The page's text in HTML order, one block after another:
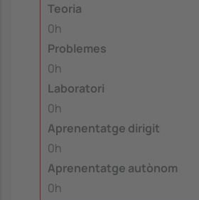
Teoria
0h
Problemes
0h
Laboratori
0h
Aprenentatge dirigit
0h
Aprenentatge autònom
0h